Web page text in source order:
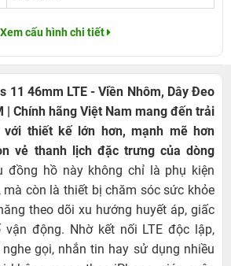
Xem cấu hình chi tiết
11 46mm LTE - Viền Nhôm, Dây Đeo
| Chính hãng Việt Nam mang đến trải
với thiết kế lớn hơn, mạnh mẽ hơn
vẻ thanh lịch đặc trưng của dòng
đồng hồ này không chỉ là phụ kiện
còn là thiết bị chăm sóc sức khỏe
theo dõi xu hướng huyết áp, giấc
động. Nhờ kết nối LTE độc lập,
gọi, nhắn tin hay sử dụng nhiều